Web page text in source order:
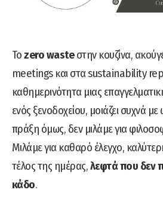
Τοzero wasteστην κουζίνα,
meetings και στα sustainability
καθημερινότητα μιας
ενός ξενοδοχείου, μοιάζει συχνά
πράξη όμως, δεν μιλάμε για
Μιλάμε για καθαρό έλεγχο,
τέλος της ημέρας,λεφτά που δεν
κάδο.